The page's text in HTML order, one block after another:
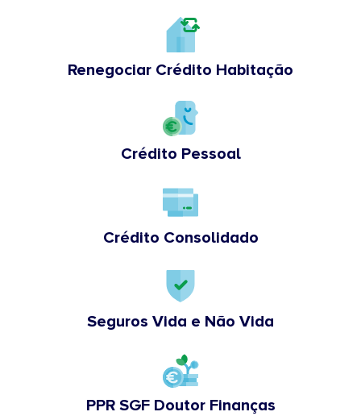
Renegociar Crédito Habitação
Crédito Pessoal
Crédito Consolidado
Seguros Vida e Não Vida
PPR SGF Doutor Finanças